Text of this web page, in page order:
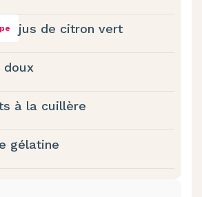
jus de citron vert
doux
à la cuillère
gélatine